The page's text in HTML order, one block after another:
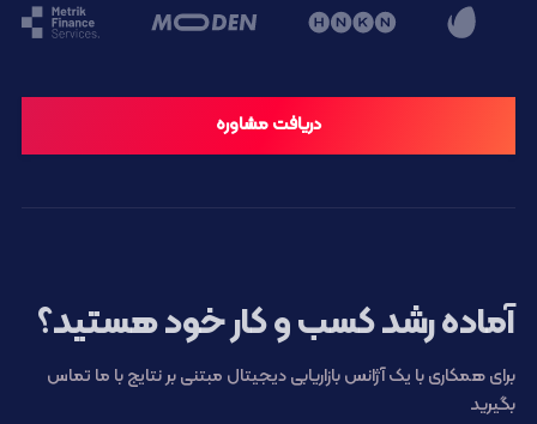
دریافت مشاوره
آماده رشد کسب و کار خود هستید؟
برای همکاری با یک آژانس بازاریابی دیجیتال مبتنی بر نتایج با ما تماس
بگیرید